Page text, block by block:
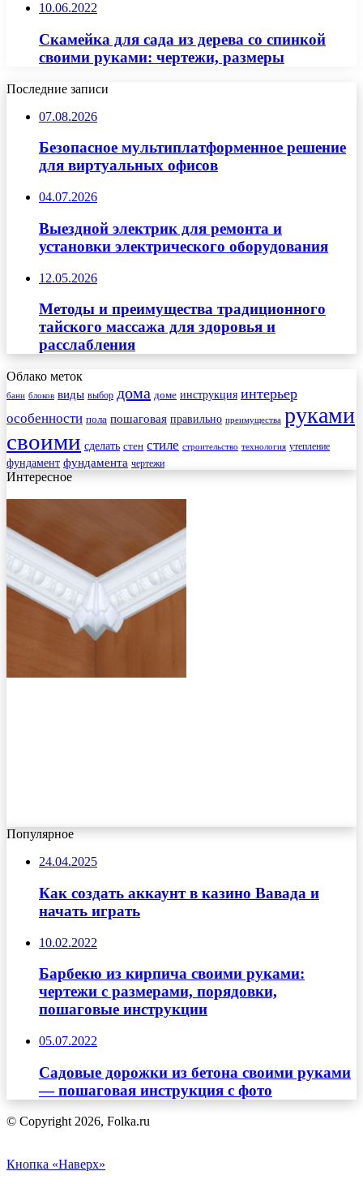
10.06.2022
Скамейка для сада из дерева со спинкой
своими руками: чертежи, размеры
Последние записи
07.08.2026
Безопасное мультиплатформенное решение
для виртуальных офисов
04.07.2026
Выездной электрик для ремонта и
установки электрического оборудования
12.05.2026
Методы и преимущества традиционного
тайского массажа для здоровья и
расслабления
Облако меток
бани блоков виды выбор дома доме инструкция интерьер
особенности пола пошаговая правильно преимущества руками
своими сделать стен стиле строительство технология утепление
фундамент фундамента чертежи
Интересное
Популярное
24.04.2025
Как создать аккаунт в казино Вавада и
начать играть
10.02.2022
Барбекю из кирпича своими руками:
чертежи с размерами, порядовки,
пошаговые инструкции
05.07.2022
Садовые дорожки из бетона своими руками
— пошаговая инструкция с фото
© Copyright 2026, Folka.ru
Кнопка «Наверх»